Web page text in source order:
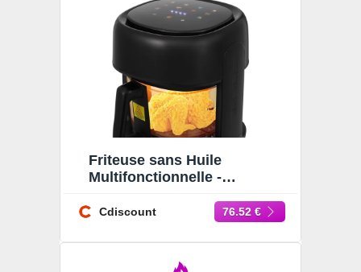
Friteuse sans Huile
Multifonctionnelle -
Friteuse sans Huile 80-190
Cdiscount 76.52 €